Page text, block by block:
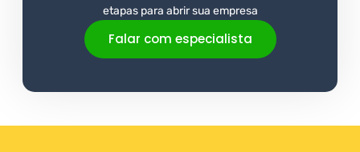
etapas para abrir sua empresa
Falar com especialista